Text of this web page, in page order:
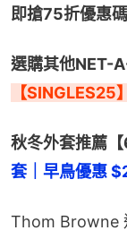
即搶75折優惠碼
選購其他NET-
【SINGLES25】
秋冬外套推薦【
套｜早鳥優惠
Thom Browne